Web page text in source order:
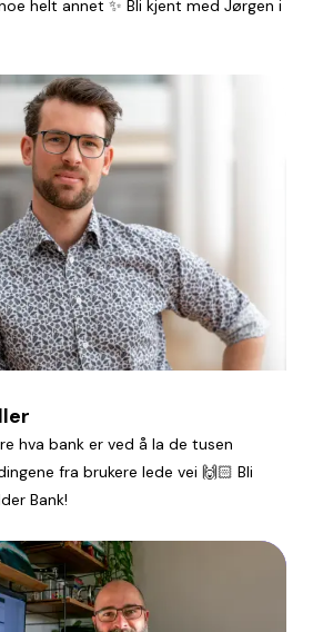
helt annet ✨ Bli kjent med Jørgen i
hva bank er ved å la de tusen
fra brukere lede vei 🙌🏻 Bli
Bank!